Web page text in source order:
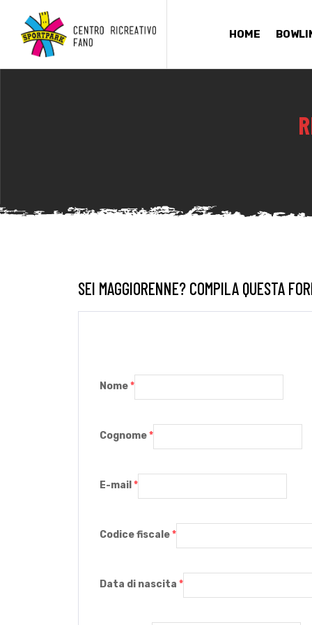
HOME
SEI MAGGIORENNE? COMPILA QUESTA
Nome*
Cognome*
E-mail *
Codice fiscale*
Data di nascita *